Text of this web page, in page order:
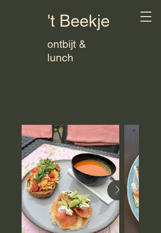
't Beekje
ontbijt &
lunch